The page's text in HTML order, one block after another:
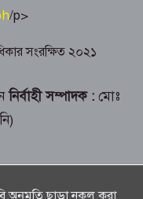
কাজের অভিযোগ
কবর খুঁড়ছেন
/p>
সংরক্ষিত ২০২১
নির্বাহী সম্পাদক :মোঃ
অনুমতি ছাড়া নকল করা